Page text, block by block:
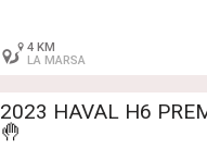
4 KM
LA MARSA
2023 HAVAL H6 PREMIERE MAIN
🤚